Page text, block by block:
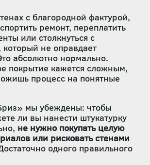
с благородной фактурой,
ремонт, переплатить
или столкнуться с
который не оправдает
абсолютно нормально.
покрытие кажется сложным,
процесс на понятные
мы убеждены: чтобы
ли вы нанести штукатурку
не нужно покупать целую
или рисковать стенами
одного правильного